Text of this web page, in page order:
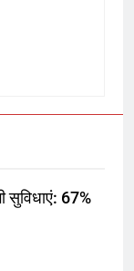
सुविधाएं: 67%
बड़ी खबरें